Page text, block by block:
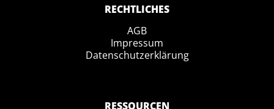
RECHTLICHES
AGB
Impressum
Datenschutzerklärung
RESSOURCEN